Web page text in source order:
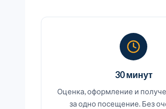
30 минут
Оценка, оформление и
за одно посещение. Без